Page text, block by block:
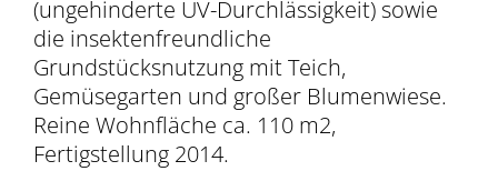
(ungehinderte UV-Durchlässigkeit) sowie
die insektenfreundliche
Grundstücksnutzung mit Teich,
Gemüsegarten und großer Blumenwiese.
Reine Wohnfläche ca. 110 m2,
Fertigstellung 2014.